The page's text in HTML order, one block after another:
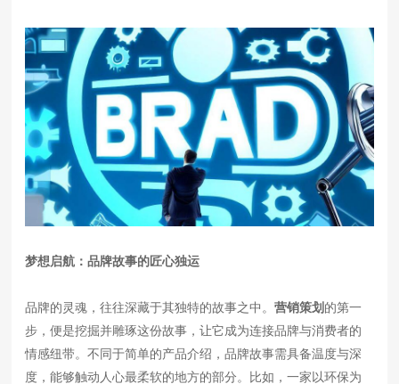
梦想启航：品牌故事的匠心独运
品牌的灵魂，往往深藏于其独特的故事之中。营销策划 的第一
步，便是挖掘并雕琢这份故事，让它成为连接品牌与消费者的
情感纽带。不同于简单的产品介绍，品牌故事需具备温度与深
度，能够触动人心最柔软的地方的部分。比如，一家以环保为